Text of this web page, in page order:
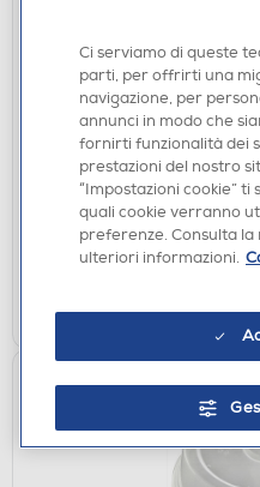
GASATORI ACQUA
LAICA - Filtro rubinetto
€ 43,90
Acquisto online:
Ritiro in negozio in 30'
Ci serviamo di queste
parti, per offrirti una
navigazione, per
annunci in modo che
fornirti funzionalità dei
prestazioni del nostro
“Impostazioni cookie”
quali cookie verranno
preferenze. Consulta
ulteriori informazioni.